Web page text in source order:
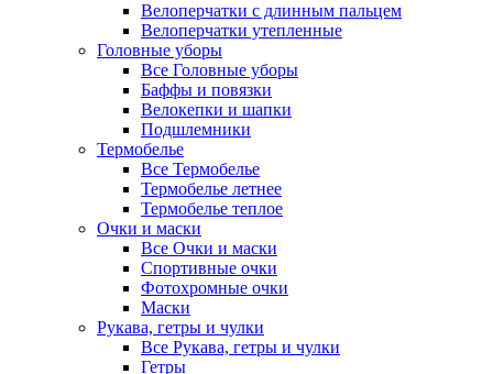
Велоперчатки с длинным пальцем
Велоперчатки утепленные
Головные уборы
Все Головные уборы
Баффы и повязки
Велокепки и шапки
Подшлемники
Термобелье
Все Термобелье
Термобелье летнее
Термобелье теплое
Очки и маски
Все Очки и маски
Спортивные очки
Фотохромные очки
Маски
Рукава, гетры и чулки
Все Рукава, гетры и чулки
Гетры